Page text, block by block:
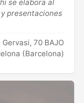
se elabora al
presentaciones
Gervasi, 70 BAJO
(Barcelona)